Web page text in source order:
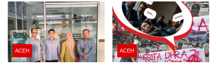
Pasar Nasional
ACEH ACEH